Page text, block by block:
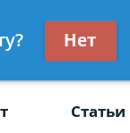
Статьи
Нет